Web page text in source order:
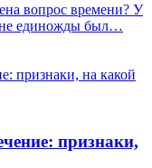
вопрос времени? У
не единожды был…
признаки,